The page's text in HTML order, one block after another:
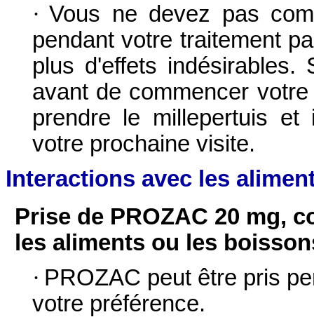
· Vous ne devez pas
pendant votre traitement
plus d'effets indésirables.
avant de commencer
prendre le millepertuis et
votre prochaine visite.
Interactions avec les
Prise de PROZAC 20 mg,
les aliments ou les
· PROZAC peut être pris
votre préférence.